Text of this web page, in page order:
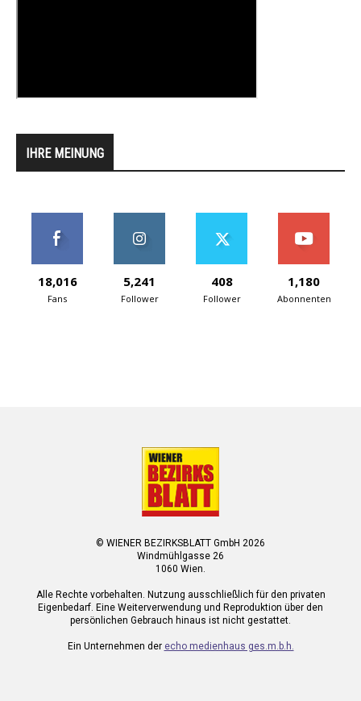
IHRE MEINUNG
18,016
Fans
5,241
Follower
408
Follower
1,180
Abonnenten
© WIENER BEZIRKSBLATT GmbH 2026
Windmühlgasse 26
1060 Wien.
Alle Rechte vorbehalten. Nutzung ausschließlich für den privaten
Eigenbedarf. Eine Weiterverwendung und Reproduktion über den
persönlichen Gebrauch hinaus ist nicht gestattet.
Ein Unternehmen der echo medienhaus ges.m.b.h.